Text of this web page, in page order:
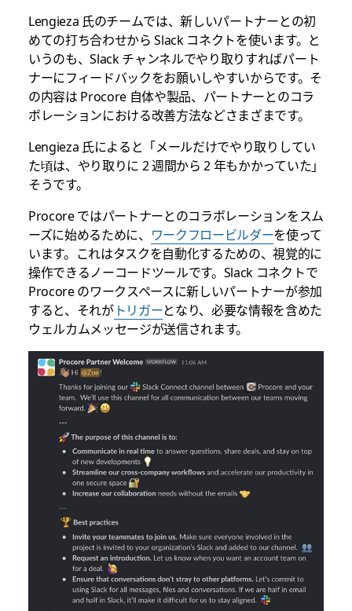
Lengieza 氏のチームでは、新しいパートナーとの初
めての打ち合わせから Slack コネクトを使います。と
いうのも、Slack チャンネルでやり取りすればパート
ナーにフィードバックをお願いしやすいからです。そ
の内容は Procore 自体や製品、パートナーとのコラ
ボレーションにおける改善方法などさまざまです。
Lengieza 氏によると「メールだけでやり取りしてい
た頃は、やり取りに 2 週間から 2 年もかかっていた」
そうです。
Procore ではパートナーとのコラボレーションをスム
ーズに始めるために、 ワークフロービルダーを使って
います。これはタスクを自動化するための、視覚的に
操作できるノーコードツールです。Slack コネクトで
Procore のワークスペースに新しいパートナーが参加
すると、それがトリガーとなり、必要な情報を含めた
ウェルカムメッセージが送信されます。